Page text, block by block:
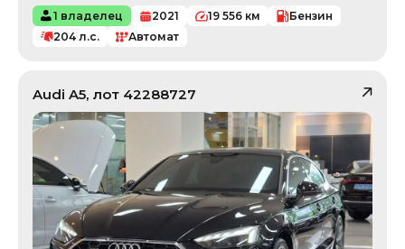
1 владелец 2021 19 556 км
Бензин
204 л.с. Автомат
Audi A5, лот 42288727